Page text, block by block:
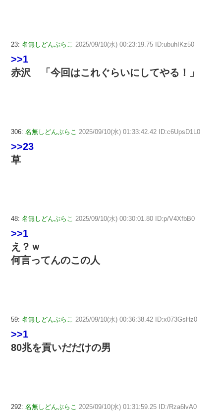
23: 名無しどんぶらこ 2025/09/10(水) 00:23:19.75 ID:ubuhIKz50
>>1
赤沢 「今回はこれぐらいにしてやる！」
306: 名無しどんぶらこ 2025/09/10(水) 01:33:42.42 ID:c6UpsD1L0
>>23
草
48: 名無しどんぶらこ 2025/09/10(水) 00:30:01.80 ID:p/V4XfbB0
>>1
え？ｗ
何言ってんのこの人
59: 名無しどんぶらこ 2025/09/10(水) 00:36:38.42 ID:x073GsHz0
>>1
80兆を貢いだだけの男
292: 名無しどんぶらこ 2025/09/10(水) 01:31:59.25 ID:/Rza6lvA0